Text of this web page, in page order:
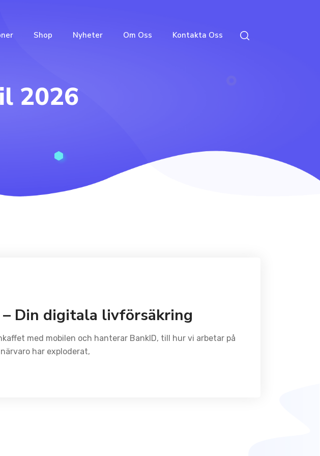
Shop Nyheter Om Oss Kontakta Oss
2026
Din digitala livförsäkring
med mobilen och hanterar BankID, till hur vi arbetar på
har exploderat,